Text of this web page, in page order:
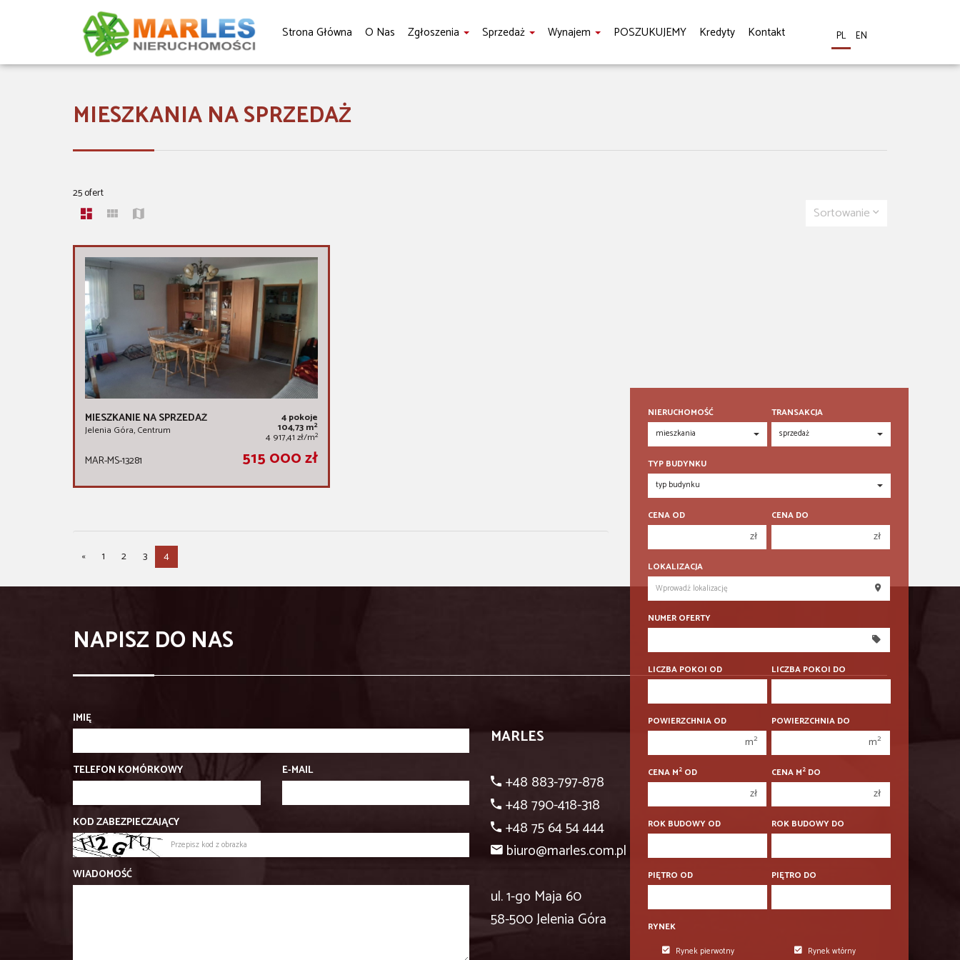
Strona Główna O Nas Zgłoszenia Sprzedaż Wynajem POSZUKUJEMY Kredyty Kontakt PL EN
MIESZKANIA NA SPRZEDAŻ
25 ofert
Sortowanie
MIESZKANIE NA SPRZEDAŻ
Jelenia Góra, Centrum
4 pokoje
104,73 m2
4 917,41 zł/m2
MAR-MS-13281 515 000 zł
« 1 2 3 4
NIERUCHOMOŚĆ TRANSAKCJA
TYP BUDYNKU
CENA OD
zł
200 000 zł
250 000 zł
300 000 zł
400 000 zł
CENA DO
zł
200 000 zł
250 000 zł
400 000 zł
LOKALIZACJA
NUMER OFERTY
LICZBA POKOI OD
2 pokoje
3 pokoje
4 pokoje
6 pokoi
LICZBA POKOI DO
2 pokoje
3 pokoje
4 pokoje
6 pokoi
POWIERZCHNIA OD
m2
POWIERZCHNIA DO
m2
CENA M2 OD
zł
CENA M2DO
zł
ROK BUDOWY OD ROK BUDOWY DO
PIĘTRO OD PIĘTRO DO
RYNEK
Rynek pierwotny Rynek wtórny
NAPISZ DO NAS
IMIĘ
TELEFON KOMÓRKOWY E-MAIL
KOD ZABEZPIECZAJĄCY
WIADOMOŚĆ
MARLES
+48 883-797-878
+48 790-418-318
+48 75 64 54 444
biuro@marles.com.pl
ul. 1-go Maja 60
58-500 Jelenia Góra